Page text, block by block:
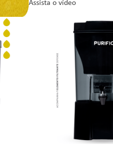
Assista o vídeo